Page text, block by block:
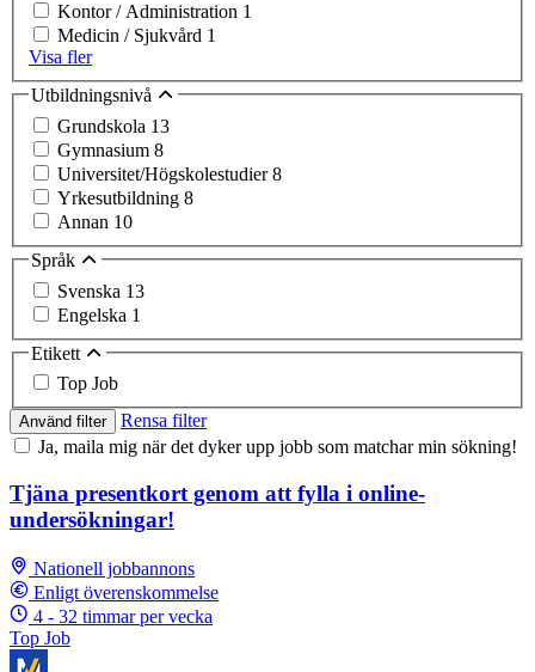
Kontor / Administration 1
Medicin / Sjukvård 1
Visa fler
Utbildningsnivå
Grundskola 13
Gymnasium 8
Universitet/Högskolestudier8
Yrkesutbildning 8
Annan 10
Språk
Svenska 13
Engelska 1
Etikett
Top Job
Använd filter
Rensa filter
Ja, maila mig när det dyker upp jobb som matchar min sökning!
Tjäna presentkort genom att fylla i online-
undersökningar!
Nationell jobbannons
Enligt överenskommelse
4 - 32 timmar per vecka
Top Job